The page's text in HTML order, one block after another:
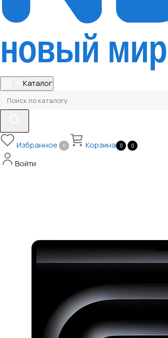
Каталог
Избранное 0 Корзина 0 0
Войти